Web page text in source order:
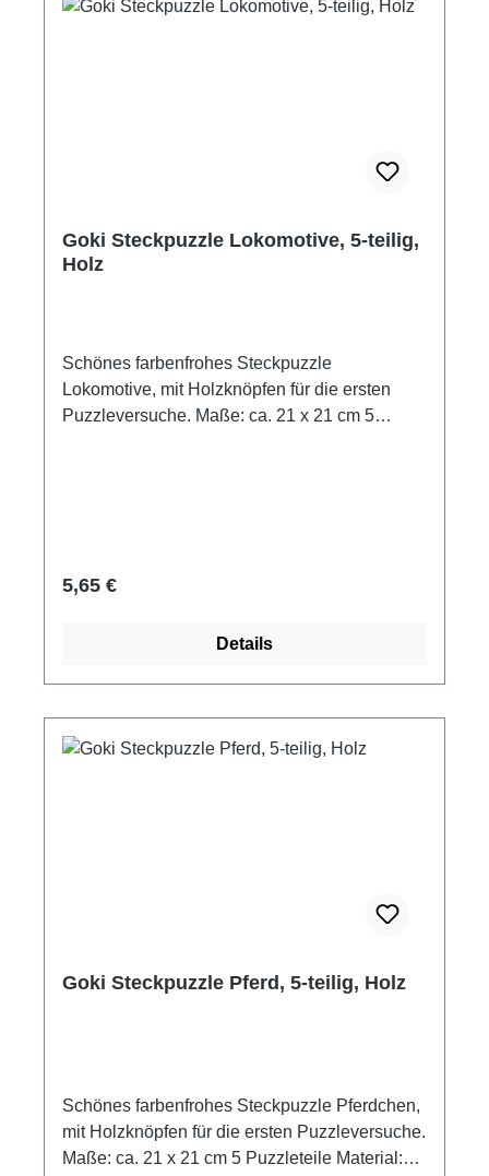
Goki Steckpuzzle Lokomotive, 5-teilig,
Holz
Schönes farbenfrohes Steckpuzzle
Lokomotive, mit Holzknöpfen für die ersten
Puzzleversuche. Maße: ca. 21 x 21 cm 5
Regulärer Preis:
5,65 €
Details
Goki Steckpuzzle Pferd, 5-teilig, Holz
Schönes farbenfrohes Steckpuzzle Pferdchen,
mit Holzknöpfen für die ersten Puzzleversuche.
Maße: ca. 21 x 21 cm 5 Puzzleteile Material: